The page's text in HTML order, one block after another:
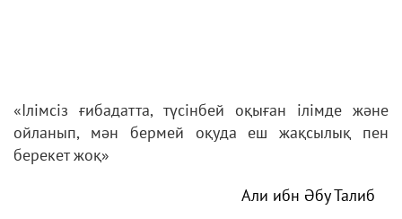
«Ілімсіз ғибадатта, түсінбей оқыған ілімде және
ойланып, мән бермей оқуда еш жақсылық пен
берекет жоқ»
Али ибн Әбу Талиб